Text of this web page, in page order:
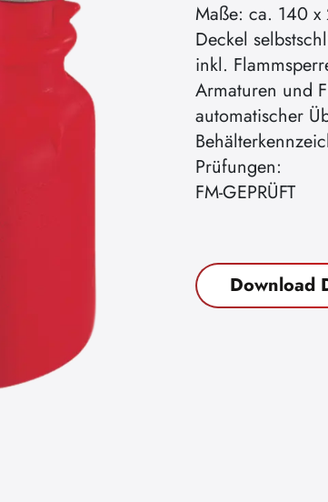
Maße: ca. 140
Deckel
inkl.
Armaturen und
automatischer
Prüfungen:
FM-GEPRÜFT
Download